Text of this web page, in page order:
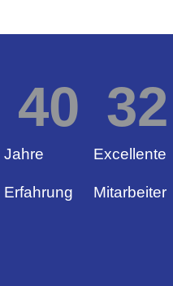
Jahre
Erfahrung
40
Excellente
Mitarbeiter
32